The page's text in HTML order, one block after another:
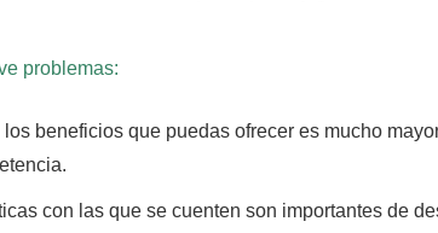
problemas:
los beneficios que puedas ofrecer es mucho
con las que se cuenten son importantes de